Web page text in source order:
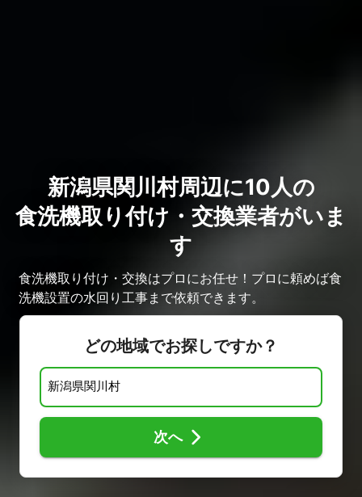
新潟県関川村周辺に10人の
食洗機取り付け・交換業者がいま
す
食洗機取り付け・交換はプロにお任せ！プロに頼めば食
洗機設置の水回り工事まで依頼できます。
どの地域でお探しですか？
次へ